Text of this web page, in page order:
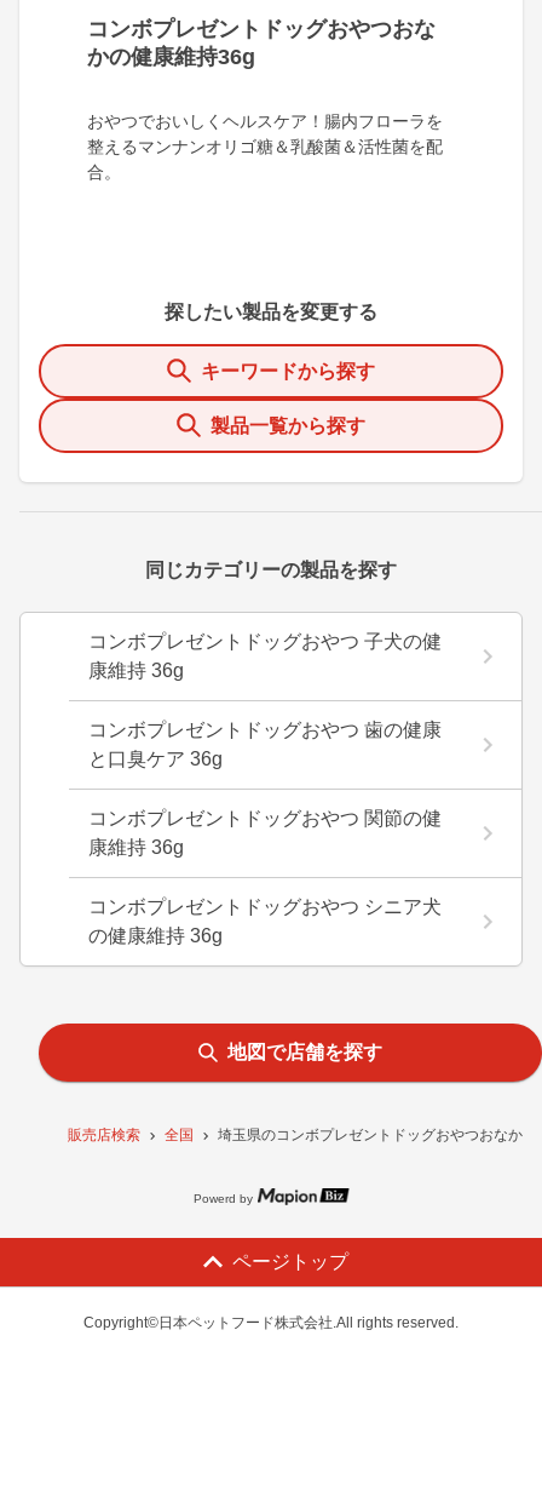
販売店検索 全国 埼玉県のコンボプレゼントドッグおやつおなか
コンボプレゼントドッグおやつおな
かの健康維持36g
おやつでおいしくヘルスケア！腸内フローラを
整えるマンナンオリゴ糖＆乳酸菌＆活性菌を配
合。
探したい製品を変更する
キーワードから探す
製品一覧から探す
同じカテゴリーの製品を探す
コンボプレゼントドッグおやつ 子犬の健
康維持 36g
コンボプレゼントドッグおやつ 歯の健康
と口臭ケア 36g
コンボプレゼントドッグおやつ 関節の健
康維持 36g
コンボプレゼントドッグおやつ シニア犬
の健康維持 36g
地図で店舗を探す
Powerd by
ページトップ
Copyright©日本ペットフード株式会社.All rights reserved.